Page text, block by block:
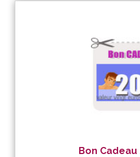
Bon Cadeau